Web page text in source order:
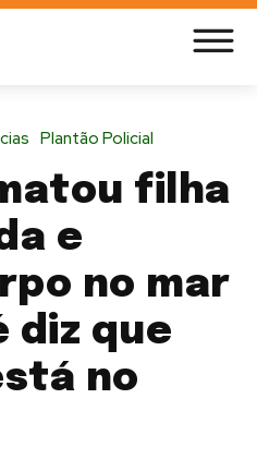
Plantão Policial
filha
e
no mar
diz que
no